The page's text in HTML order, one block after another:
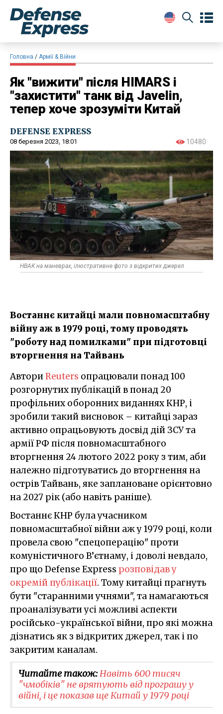
Головна Армії & Війни
Як "вижити" після HIMARS і
"захистити" танк від Javelin,
тепер хоче зрозуміти Китай
DEFENSE EXPRESS
08 березня 2023, 18:01 10480
НВАК на маневрах, ілюстративне фото з відкритих джерел
Востаннє китайці мали повномасштабну
війну аж в 1979 році, тому проводять
"роботу над помилками" при підготовці
вторгнення на Тайвань
АвториReuters опрацювали понад 100
розгорнутих публікацій в понад 20
профільних оборонних виданнях КНР, і
зробили такий висновок – китайці зараз
активно опрацьовують досвід дій ЗСУ та
армії РФ після повномасштабного
вторгнення 24 лютого 2022 року з тим, аби
належно підготуватись до вторгнення на
острів Тайвань, яке заплановане орієнтовно
на 2027 рік (або навіть раніше).
Востаннє КНР була учасником
повномасштабної війни аж у 1979 році, коли
провела свою "спецоперацію" проти
комуністичного В’єтнаму, і доволі невдало,
про що Defense Express розповідав у
окремій публікації. Тому китайці прагнуть
бути "старанними учнями", та намагаються
проаналізувати усі можливі аспекти
російсько-української війни, про які можна
дізнатись як з відкритих джерел, так і по
закритим каналам.
Читайте також:Навіть 600 тисяч
"чмобіків" не врятують від програшу у
війні, і це показав ще Китай у 1979 році